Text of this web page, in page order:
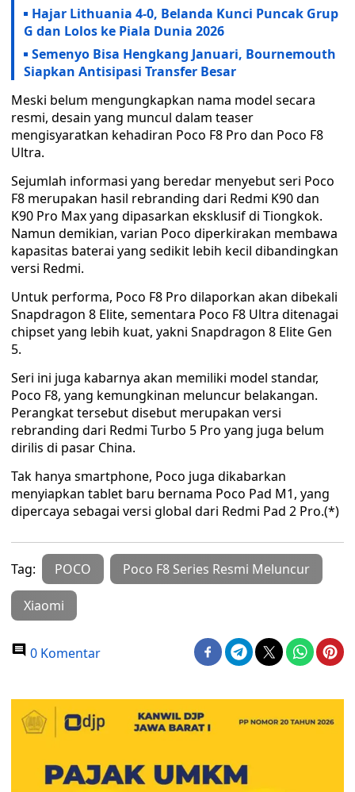
Hajar Lithuania 4-0, Belanda Kunci Puncak Grup
G dan Lolos ke Piala Dunia 2026
Semenyo Bisa Hengkang Januari, Bournemouth
Siapkan Antisipasi Transfer Besar
Meski belum mengungkapkan nama model secara
resmi, desain yang muncul dalam teaser
mengisyaratkan kehadiran Poco F8 Pro dan Poco F8
Ultra.
Sejumlah informasi yang beredar menyebut seri Poco
F8 merupakan hasil rebranding dari Redmi K90 dan
K90 Pro Max yang dipasarkan eksklusif di Tiongkok.
Namun demikian, varian Poco diperkirakan membawa
kapasitas baterai yang sedikit lebih kecil dibandingkan
versi Redmi.
Untuk performa, Poco F8 Pro dilaporkan akan dibekali
Snapdragon 8 Elite, sementara Poco F8 Ultra ditenagai
chipset yang lebih kuat, yakni Snapdragon 8 Elite Gen
5.
Seri ini juga kabarnya akan memiliki model standar,
Poco F8, yang kemungkinan meluncur belakangan.
Perangkat tersebut disebut merupakan versi
rebranding dari Redmi Turbo 5 Pro yang juga belum
dirilis di pasar China.
Tak hanya smartphone, Poco juga dikabarkan
menyiapkan tablet baru bernama Poco Pad M1, yang
dipercaya sebagai versi global dari Redmi Pad 2 Pro.(*)
Tag: POCO Poco F8 Series Resmi Meluncur
Xiaomi
0 Komentar